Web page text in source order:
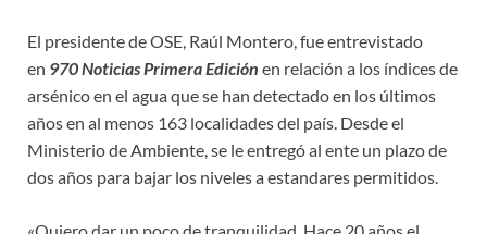
El presidente de OSE, Raúl Montero, fue entrevistado
en 970 Noticias Primera Edición en relación a los índices de
arsénico en el agua que se han detectado en los últimos
años en al menos 163 localidades del país. Desde el
Ministerio de Ambiente, se le entregó al ente un plazo de
dos años para bajar los niveles a estandares permitidos.
«Quiero dar un poco de tranquilidad. Hace 20 años el